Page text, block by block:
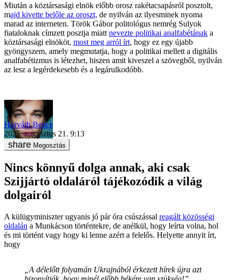
Miután a köztársasági elnök előbb orosz rakétacsapásról posztolt,
majd kivette belőle az oroszt, de nyilván az ilyesminek nyoma
marad az interneten. Török Gábor politológus nemrég Sulyok
fiataloknak címzett posztja miatt nevezte politikai analfabétának a
köztársasági elnököt, most meg arról írt, hogy ez egy újabb
gyöngyszem, amely megmutatja, hogy a politikai mellett a digitális
analfabétizmus is létezhet, hiszen amit kiveszel a szövegből, nyilván
az lesz a legérdekesebb és a legárulkodóbb.
Horváth Bence
2025. augusztus 21. 9:13
Megosztás
Nincs könnyű dolga annak, aki csak
Szijjártó oldaláról tájékozódik a világ
dolgairól
A külügyminiszter ugyanis jó pár óra csúszással reagált közösségi
oldalán a Munkácson történtekre, de anélkül, hogy leírta volna, hol
és mi történt vagy hogy ki lenne azért a felelős. Helyette annyit írt,
hogy
„A délelőtt folyamán Ukrajnából érkezett hírek újra azt